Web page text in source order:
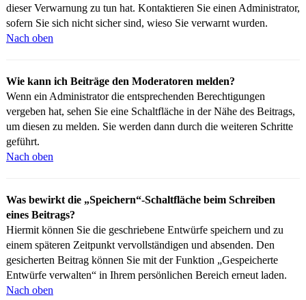
dieser Verwarnung zu tun hat. Kontaktieren Sie einen Administrator,
sofern Sie sich nicht sicher sind, wieso Sie verwarnt wurden.
Nach oben
Wie kann ich Beiträge den Moderatoren melden?
Wenn ein Administrator die entsprechenden Berechtigungen
vergeben hat, sehen Sie eine Schaltfläche in der Nähe des Beitrags,
um diesen zu melden. Sie werden dann durch die weiteren Schritte
geführt.
Nach oben
Was bewirkt die „Speichern“-Schaltfläche beim Schreiben
eines Beitrags?
Hiermit können Sie die geschriebene Entwürfe speichern und zu
einem späteren Zeitpunkt vervollständigen und absenden. Den
gesicherten Beitrag können Sie mit der Funktion „Gespeicherte
Entwürfe verwalten“ in Ihrem persönlichen Bereich erneut laden.
Nach oben